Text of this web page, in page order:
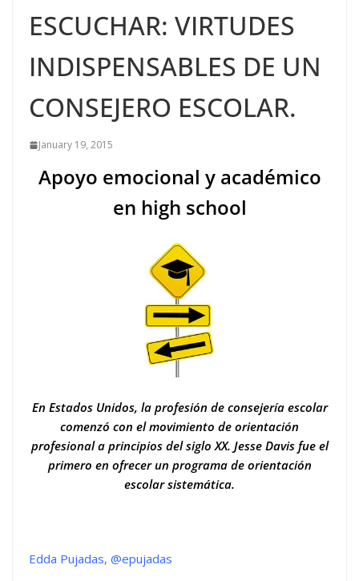
ESCUCHAR: VIRTUDES
INDISPENSABLES DE UN
CONSEJERO ESCOLAR.
January 19, 2015
Apoyo emocional y académico
en high school
En Estados Unidos, la profesión de consejería escolar
comenzó con el movimiento de orientación
profesional a principios del siglo XX. Jesse Davis fue el
primero en ofrecer un programa de orientación
escolar sistemática.
Edda Pujadas, @epujadas